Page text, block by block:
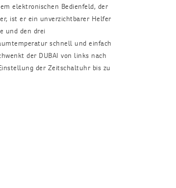
elektronischen Bedienfeld, der
ist er ein unverzichtbarer Helfer
und den drei
schnell und einfach
der DUBAI von links nach
der Zeitschaltuhr bis zu